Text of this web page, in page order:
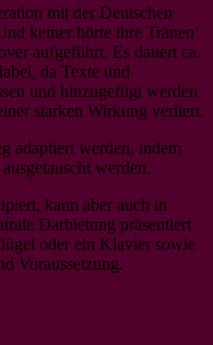
mit der Deutschen
keiner hörte ihre Tränen‘
aufgeführt. Es dauert ca.
da Texte und
und hinzugefügt werden
starken Wirkung verliert.
adaptiert werden, indem
werden.
kann aber auch in
Darbietung präsentiert
oder ein Klavier sowie
Voraussetzung.